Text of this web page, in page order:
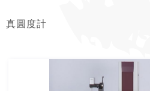
真圓度計